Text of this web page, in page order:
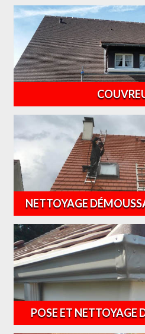
NETTOYAGE
POSE ET NETTOYAGE